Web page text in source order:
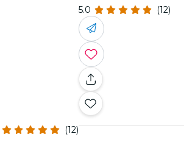
(12)
5.0 (12)